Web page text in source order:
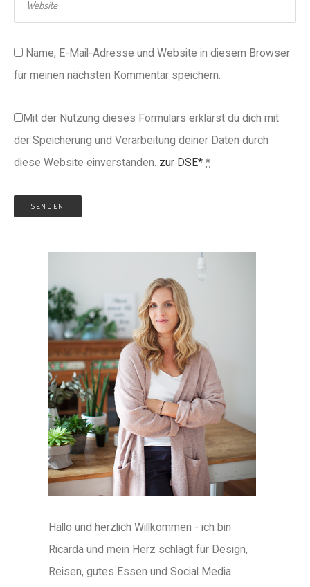
Name, E-Mail-Adresse und Website in diesem Browser
für meinen nächsten Kommentar speichern.
Mit der Nutzung dieses Formulars erklärst du dich mit
der Speicherung und Verarbeitung deiner Daten durch
diese Website einverstanden. zur DSE* *
Hallo und herzlich Willkommen - ich bin
Ricarda und mein Herz schlägt für Design,
Reisen, gutes Essen und Social Media.